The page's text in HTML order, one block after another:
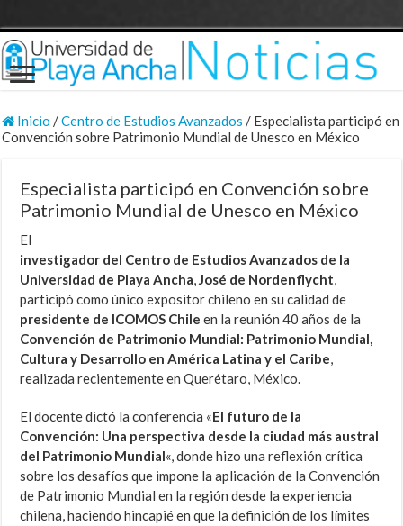
Inicio /Centro de Estudios Avanzados / Especialista participó en
Convención sobre Patrimonio Mundial de Unesco en México
Especialista participó en Convención sobre
Patrimonio Mundial de Unesco en México
El
investigador del Centro de Estudios Avanzados de la
Universidad de Playa Ancha,José de Nordenflycht,
participó como único expositor chileno en su calidad de
presidente de ICOMOS Chile en la reunión 40 años de la
Convención de Patrimonio Mundial: Patrimonio Mundial,
Cultura y Desarrollo en América Latina y el Caribe,
realizada recientemente en Querétaro, México.
El docente dictó la conferencia «El futuro de la
Convención: Una perspectiva desde la ciudad más austral
del Patrimonio Mundial«, donde hizo una reflexión crítica
sobre los desafíos que impone la aplicación de la Convención
de Patrimonio Mundial en la región desde la experiencia
chilena, haciendo hincapié en que la definición de los límites